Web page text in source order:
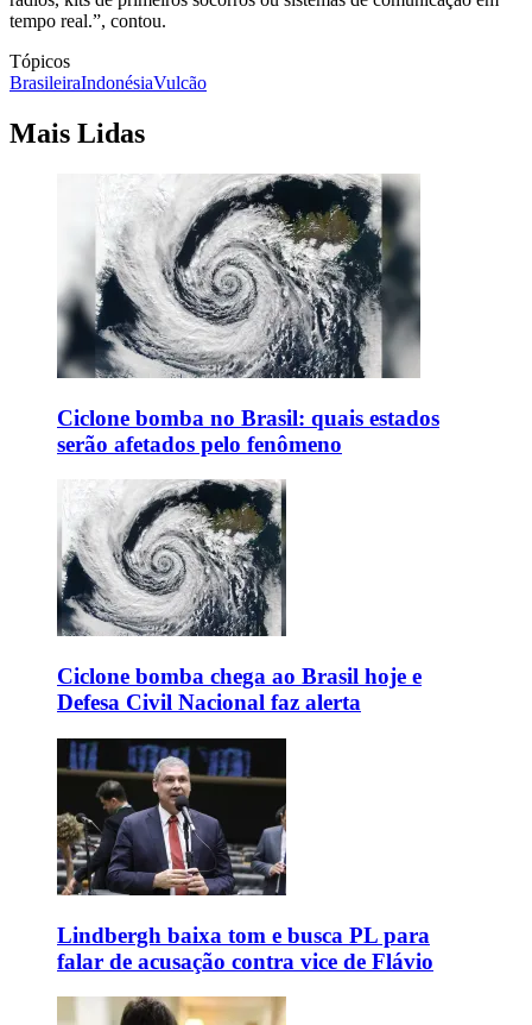
tempo real.”, contou.
Tópicos
BrasileiraIndonésiaVulcão
Mais Lidas
Ciclone bomba no Brasil: quais estados
serão afetados pelo fenômeno
Ciclone bomba chega ao Brasil hoje e
Defesa Civil Nacional faz alerta
Lindbergh baixa tom e busca PL para
falar de acusação contra vice de Flávio